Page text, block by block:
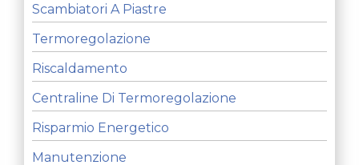
Scambiatori A Piastre
Termoregolazione
Riscaldamento
Centraline Di Termoregolazione
Risparmio Energetico
Manutenzione